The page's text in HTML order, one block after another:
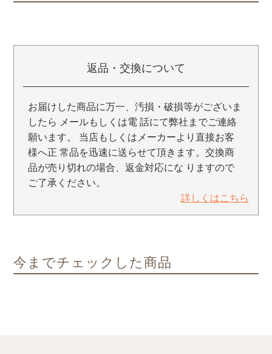
返品・交換について
お届けした商品に万一、汚損・破損等がございま
したら メールもしくは電 話にて弊社までご連絡
願います。 当店もしくはメーカーより直接お客
様へ正 常品を迅速に送らせて頂きます。交換商
品が売り切れの場合、返金対応にな りますので
ご了承ください。
詳しくはこちら
今までチェックした商品